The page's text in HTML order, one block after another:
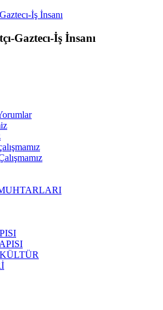
Gaztecı-İş İnsanı